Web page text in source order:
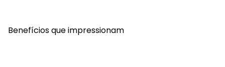
Benefícios que impressionam